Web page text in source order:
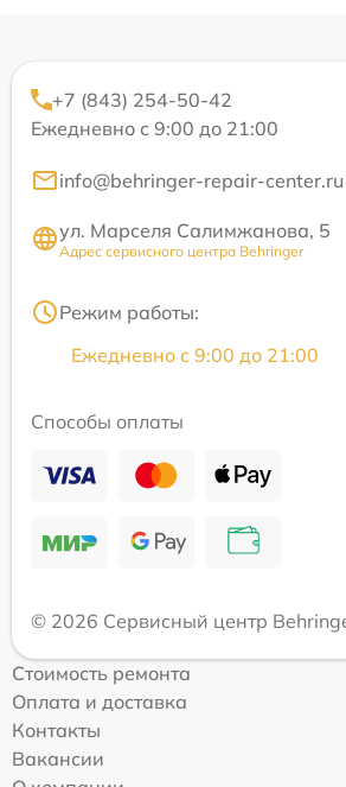
+7 (843) 254-50-42
Ежедневно с 9:00 до 21:00
info@behringer-repair-center.ru
ул. Марселя Салимжанова, 5
Адрес сервисного центра Behringer
Режим работы:
Ежедневно с 9:00 до 21:00
Способы оплаты
© 2026 Сервисный центр
Стоимость ремонта
Оплата и доставка
Контакты
Вакансии